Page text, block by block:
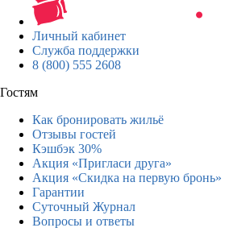
Личный кабинет
Служба поддержки
8 (800) 555 2608
Гостям
Как бронировать жильё
Отзывы гостей
Кэшбэк 30%
Акция «Пригласи друга»
Акция «Скидка на первую бронь»
Гарантии
Суточный Журнал
Вопросы и ответы